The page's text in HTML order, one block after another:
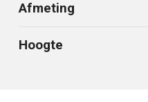
Afmeting
Hoogte